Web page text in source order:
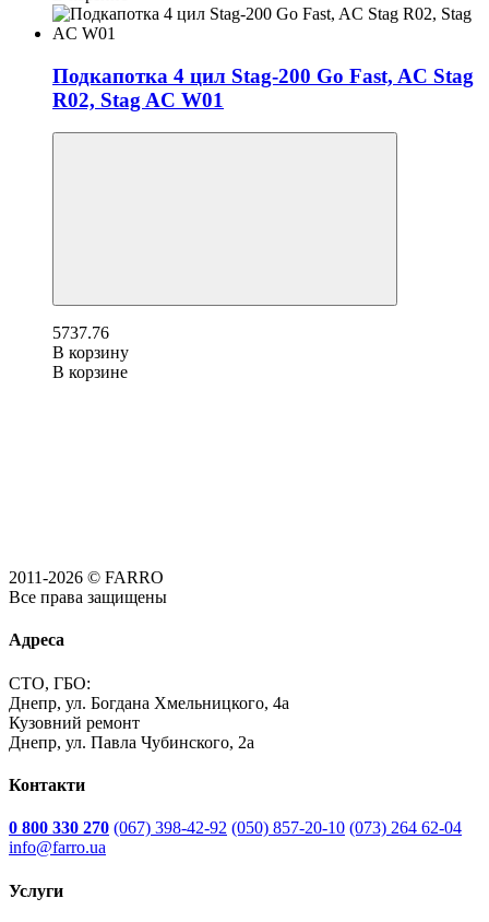
Подкапотка 4 цил Stag-200 Go Fast, AC Stag
R02, Stag AC W01
5737.76
В корзину
В корзине
2011-2026 © FARRO
Все права защищены
Адреса
СТО, ГБО:
Днепр, ул. Богдана Хмельницкого, 4а
Кузовний ремонт
Днепр, ул. Павла Чубинского, 2а
Контакти
0 800 330 270 (067) 398-42-92 (050) 857-20-10 (073) 264 62-04
info@farro.ua
Услуги